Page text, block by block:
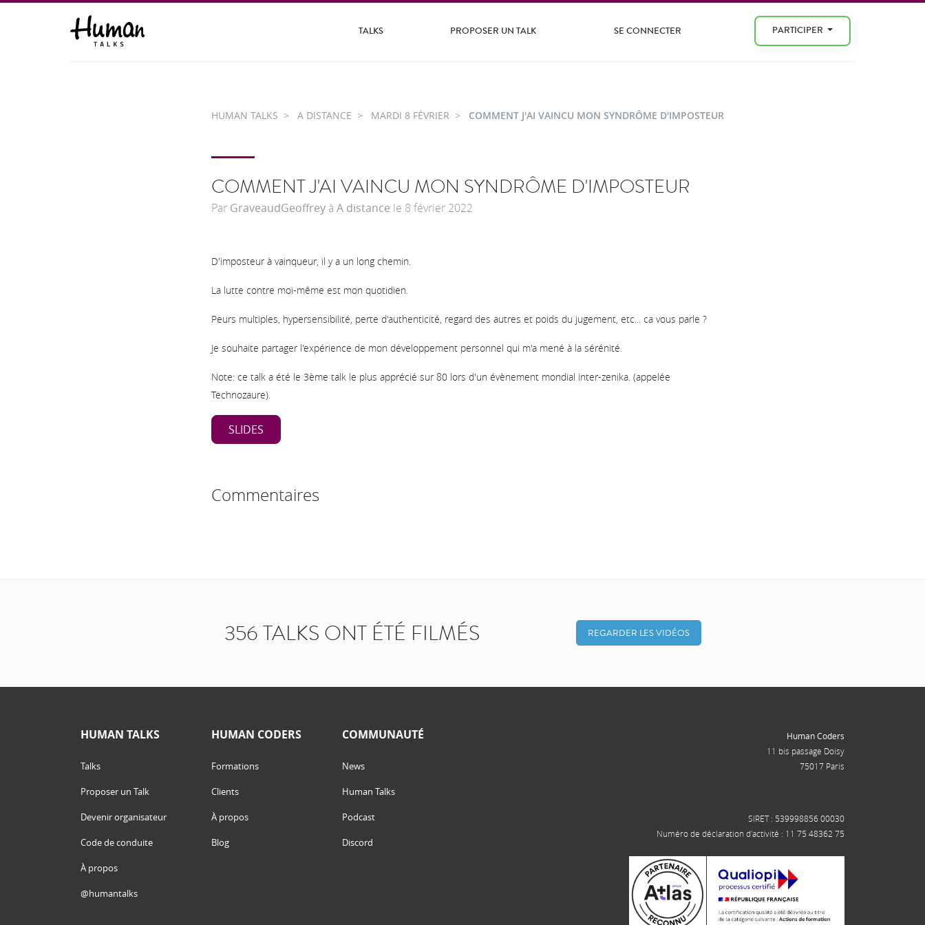
TALKS PROPOSER UN TALK SE CONNECTER PARTICIPER
HUMAN TALKS A DISTANCE MARDI 8 FÉVRIER COMMENT J'AI VAINCU MON SYNDRÔME D'IMPOSTEUR
COMMENT J'AI VAINCU MON SYNDRÔME D'IMPOSTEUR
Par GraveaudGeoffrey à A distance le 8 février 2022
D'imposteur à vainqueur, il y a un long chemin.
La lutte contre moi-même est mon quotidien.
Peurs multiples, hypersensibilité, perte d'authenticité, regard des autres et poids du jugement, etc... ca vous parle ?
Je souhaite partager l'expérience de mon développement personnel qui m'a mené à la sérénité.
Note: ce talk a été le 3ème talk le plus apprécié sur 80 lors d'un évènement mondial inter-zenika. (appelée
Technozaure).
SLIDES
Commentaires
356 TALKS ONT ÉTÉ FILMÉS REGARDER LES VIDÉOS
HUMAN TALKS
Talks
Proposer un Talk
Devenir organisateur
Code de conduite
À propos
@humantalks
HUMAN CODERS
Formations
Clients
À propos
Blog
COMMUNAUTÉ
News
Human Talks
Podcast
Discord
Human Coders
11 bis passage Doisy
75017 Paris
SIRET : 539998856 00030
Numéro de déclaration d'activité : 11 75 48362 75